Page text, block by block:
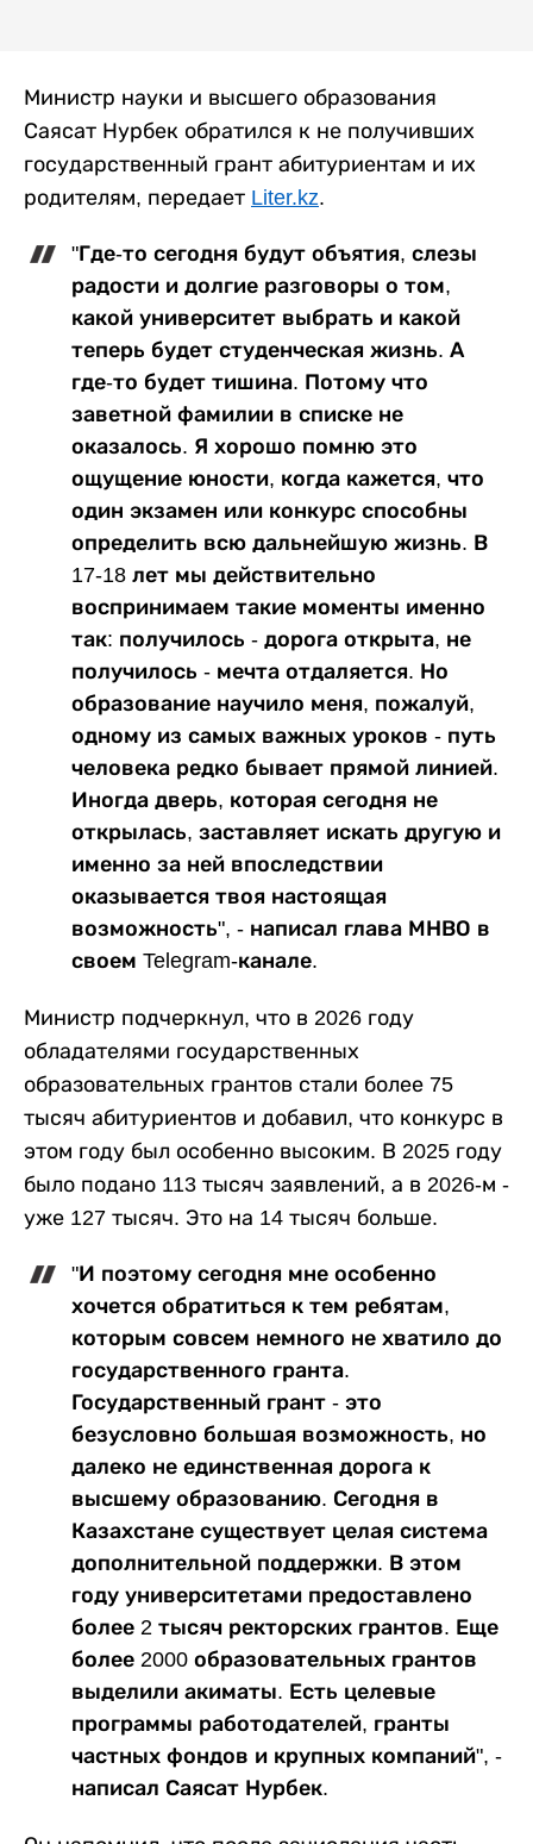
Министр науки и высшего образования
Саясат Нурбек обратился к не получивших
государственный грант абитуриентам и их
родителям, передает Liter.kz.
"Где-то сегодня будут объятия, слезы
радости и долгие разговоры о том,
какой университет выбрать и какой
теперь будет студенческая жизнь. А
где-то будет тишина. Потому что
заветной фамилии в списке не
оказалось. Я хорошо помню это
ощущение юности, когда кажется, что
один экзамен или конкурс способны
определить всю дальнейшую жизнь. В
17-18 лет мы действительно
воспринимаем такие моменты именно
так: получилось - дорога открыта, не
получилось - мечта отдаляется. Но
образование научило меня, пожалуй,
одному из самых важных уроков - путь
человека редко бывает прямой линией.
Иногда дверь, которая сегодня не
открылась, заставляет искать другую и
именно за ней впоследствии
оказывается твоя настоящая
возможность", - написал глава МНВО в
своем Telegram-канале.
Министр подчеркнул, что в 2026 году
обладателями государственных
образовательных грантов стали более 75
тысяч абитуриентов и добавил, что конкурс в
этом году был особенно высоким. В 2025 году
было подано 113 тысяч заявлений, а в 2026-м -
уже 127 тысяч. Это на 14 тысяч больше.
"И поэтому сегодня мне особенно
хочется обратиться к тем ребятам,
которым совсем немного не хватило до
государственного гранта.
Государственный грант - это
безусловно большая возможность, но
далеко не единственная дорога к
высшему образованию. Сегодня в
Казахстане существует целая система
дополнительной поддержки. В этом
году университетами предоставлено
более 2 тысяч ректорских грантов. Еще
более 2000 образовательных грантов
выделили акиматы. Есть целевые
программы работодателей, гранты
частных фондов и крупных компаний", -
написал Саясат Нурбек.